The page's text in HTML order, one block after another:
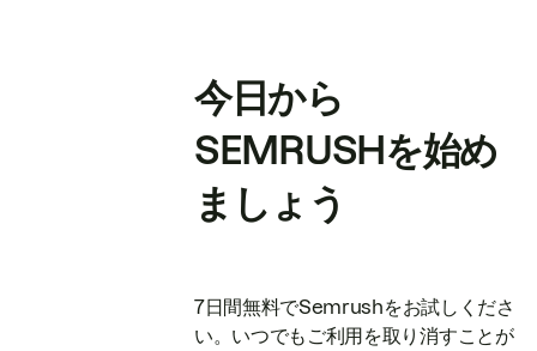
今日から
SEMRUSHを始め
ましょう
7日間無料でSemrushをお試しくださ
い。いつでもご利用を取り消すことが